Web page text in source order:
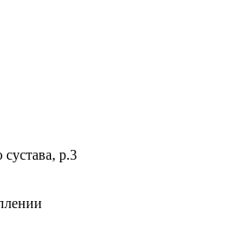
сустава, р.3